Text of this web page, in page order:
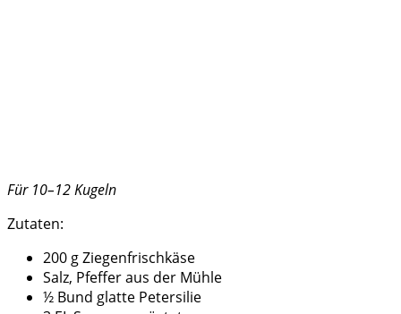
Für 10–12 Kugeln
Zutaten:
200 g Ziegenfrischkäse
Salz, Pfeffer aus der Mühle
½ Bund glatte Petersilie